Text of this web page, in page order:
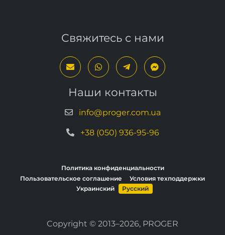
Свяжитесь с нами
Наши контакты
info@proger.com.ua
+38 (050) 936-95-96
Политика конфиденциальности
Пользовательское соглашение
Условия техподдержки
Украинский
Русский
Copyright © 2013–2026, PROGER